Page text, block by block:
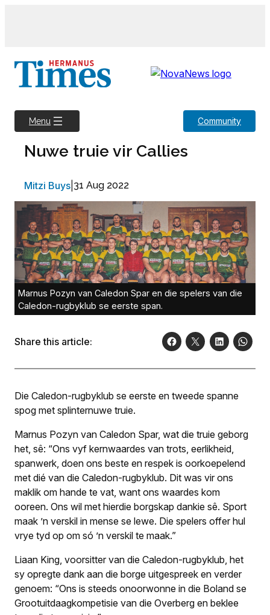
Menu Community
Nuwe truie vir Callies
Mitzi Buys 31 Aug 2022
Marnus Pozyn van Caledon Spar en die spelers van die
Caledon-rugbyklub se eerste span.
Share this article:
Die Caledon-rugbyklub se eerste en tweede spanne
spog met splinternuwe truie.
Marnus Pozyn van Caledon Spar, wat die truie geborg
het, sê: “Ons vyf kernwaardes van trots, eerlikheid,
spanwerk, doen ons beste en respek is oorkoepelend
met dié van die Caledon-rugbyklub. Dit was vir ons
maklik om hande te vat, want ons waardes kom
ooreen. Ons wil met hierdie borgskap dankie sê. Sport
maak ’n verskil in mense se lewe. Die spelers offer hul
vrye tyd op om só ’n verskil te maak.”
Liaan King, voorsitter van die Caledon-rugbyklub, het
sy opregte dank aan die borge uitgespreek en verder
genoem: “Ons is steeds onoorwonne in die Boland se
Grootuitdaagkompetisie van die Overberg en beklee